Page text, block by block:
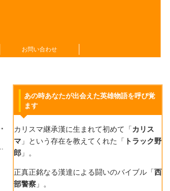
お問い合わせ
あの時あなたが出会えた英雄物語を呼び覚
ます
カリスマ継承漢に生まれて初めて「カリス
マ 」という存在を教えてくれた「 トラック野
郎 」。
正真正銘なる漢達による闘いのバイブル「西
部警察 」。